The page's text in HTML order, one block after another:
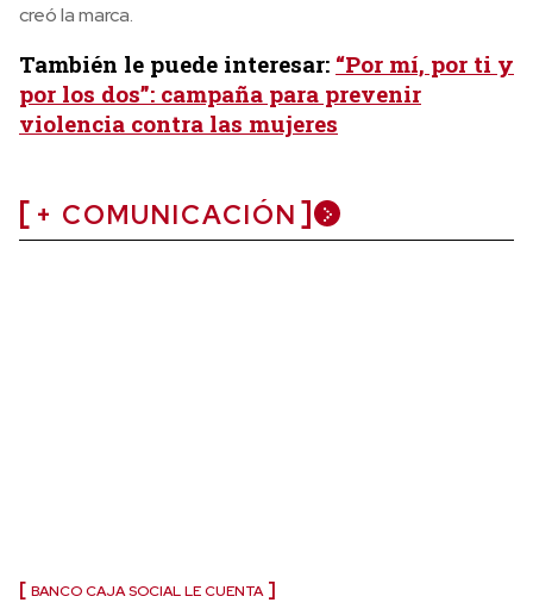
creó la marca.
También le puede interesar: “Por mí, por ti y
por los dos”: campaña para prevenir
violencia contra las mujeres
+ COMUNICACIÓN
BANCO CAJA SOCIAL LE CUENTA